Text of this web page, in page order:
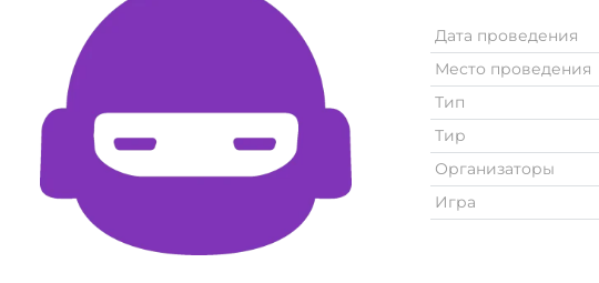
Дата проведения
Место проведения
Тип
Тир
Организаторы
Игра